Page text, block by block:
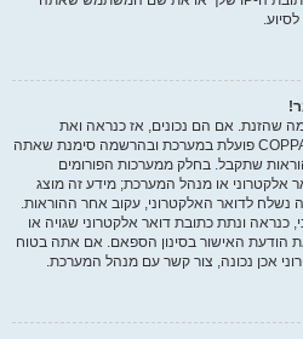
אם הם נכונים, אז כנראה ואת
מהדברים הבאים קרה. אם מערכת ה־COPPA פועלת במערכת ובהרשמה סימנת שאתה
אחר ההוראות שתקבל. בחלק ממערכות הפורומים
אלקטרוני או מנהל המערכת; מידע זה מוצג
לדואר האלקטרוני, עקוב אחר ההוראות.
ונתת כתובת דואר אלקטרוני שגויה או
הודעת האישור בסינון הספאם. אם אתה בטוח
אכן נכונה, צור קשר עם מנהל המערכת.